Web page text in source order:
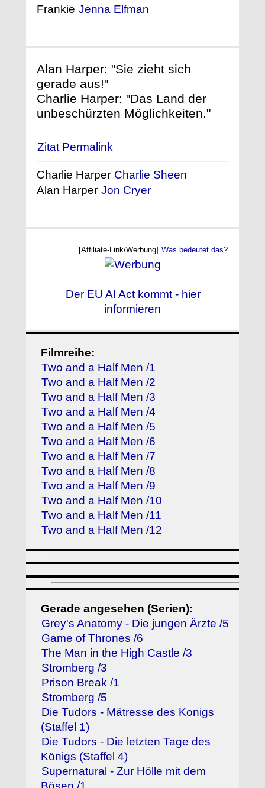
Frankie Jenna Elfman
Alan Harper: "Sie zieht sich
gerade aus!"
Charlie Harper: "Das Land der
unbeschürzten Möglichkeiten."
Zitat Permalink
Charlie Harper Charlie Sheen
Alan Harper Jon Cryer
[Affiliate-Link/Werbung] Was bedeutet das?
Der EU AI Act kommt - hier
informieren
Filmreihe:
Two and a Half Men /1
Two and a Half Men /2
Two and a Half Men /3
Two and a Half Men /4
Two and a Half Men /5
Two and a Half Men /6
Two and a Half Men /7
Two and a Half Men /8
Two and a Half Men /9
Two and a Half Men /10
Two and a Half Men /11
Two and a Half Men /12
Gerade angesehen (Serien):
Grey's Anatomy - Die jungen Ärzte /5
Game of Thrones /6
The Man in the High Castle /3
Stromberg /3
Prison Break /1
Stromberg /5
Die Tudors - Mätresse des Konigs
(Staffel 1)
Die Tudors - Die letzten Tage des
Königs (Staffel 4)
Supernatural - Zur Hölle mit dem